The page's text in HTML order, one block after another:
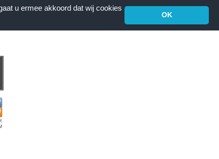
u ermee akkoord dat wij cookies
OK